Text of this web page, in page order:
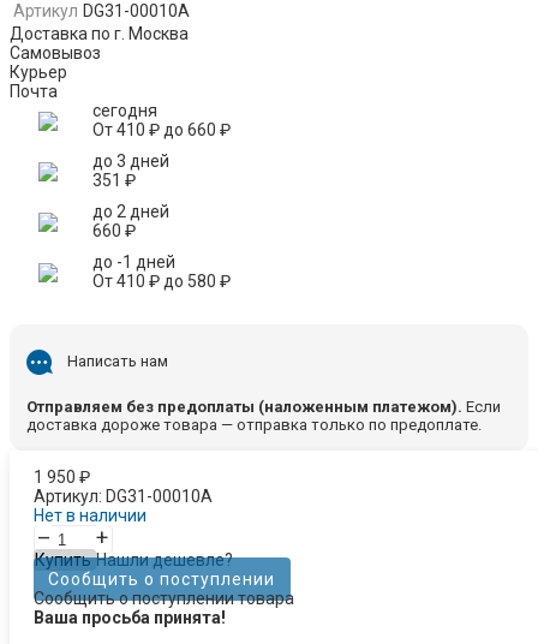
Артикул DG31-00010A
Доставка по г. Москва
Самовывоз
Курьер
Почта
сегодня
От410 ₽до 660 ₽
до 3 дней
351 ₽
до 2 дней
660 ₽
до -1 дней
От410 ₽до 580 ₽
Написать нам
Отправляем без предоплаты (наложенным платежом). Если
доставка дороже товара — отправка только по предоплате.
1 950 ₽
Артикул: DG31-00010A
Нет в наличии
– +
Купить Нашли дешевле?
Сообщить о поступлении
Сообщить о поступлении товара
Ваша просьба принята!